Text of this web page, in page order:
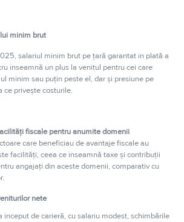
minim brut
salariul minim brut pe țară garantat în plată a
înseamnă un plus la venitul pentru cei care
minim sau puțin peste el, dar și presiune pe
ce privește costurile.
fiscale pentru anumite domenii
care beneficiau de avantaje fiscale au
facilități, ceea ce înseamnă taxe și contribuţii
angajaţi din aceste domenii, comparativ cu
nete
început de carieră, cu salariu modest, schimbările